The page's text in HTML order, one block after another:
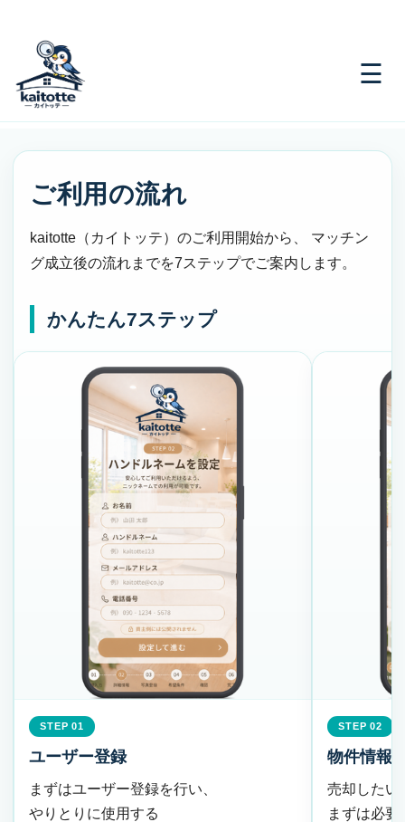
content
☰
登
ご利用の流れ
kaitotte（カイトッテ）のご利用開始から、
マッチン
グ成立後の流れまでを7ステップでご案内します。
かんたん7ステップ
STEP 01
ユーザー登録
まずはユーザー登録を行い、
やりとりに使用する
STEP 02
物件情報
売却したい
まずは必